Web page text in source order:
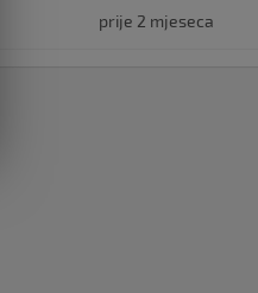
prije 2 mjeseca